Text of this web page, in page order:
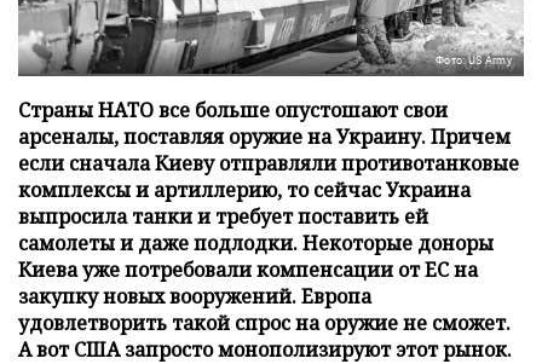
Фото: US Army
Страны НАТО все больше опустошают свои
арсеналы, поставляя оружие на Украину. Причем
если сначала Киеву отправляли противотанковые
комплексы и артиллерию, то сейчас Украина
выпросила танки и требует поставить ей
самолеты и даже подлодки. Некоторые доноры
Киева уже потребовали компенсации от ЕС на
закупку новых вооружений. Европа
удовлетворить такой спрос на оружие не сможет.
А вот США запросто монополизируют этот рынок.